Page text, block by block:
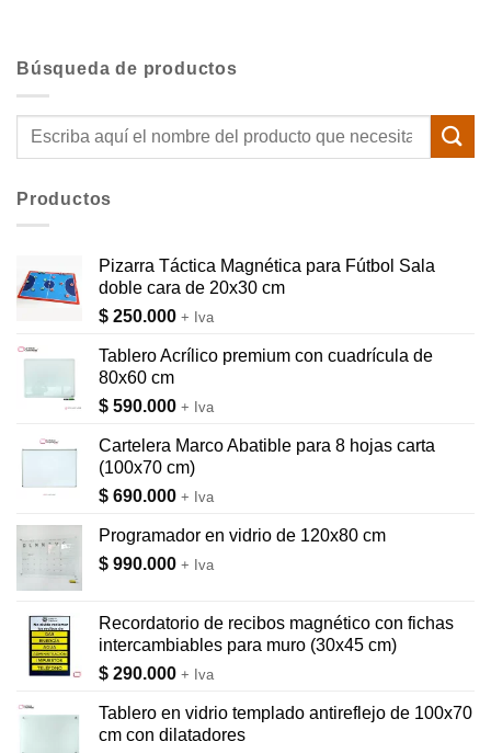
Búsqueda de productos
Buscar
Productos
Pizarra Táctica Magnética para Fútbol Sala
doble cara de 20x30 cm
$ 250.000 + Iva
Tablero Acrílico premium con cuadrícula de
80x60 cm
$ 590.000 + Iva
Cartelera Marco Abatible para 8 hojas carta
(100x70 cm)
$ 690.000 + Iva
Programador en vidrio de 120x80 cm
$ 990.000 + Iva
Recordatorio de recibos magnético con fichas
intercambiables para muro (30x45 cm)
$ 290.000 + Iva
Tablero en vidrio templado antireflejo de 100x70
cm con dilatadores